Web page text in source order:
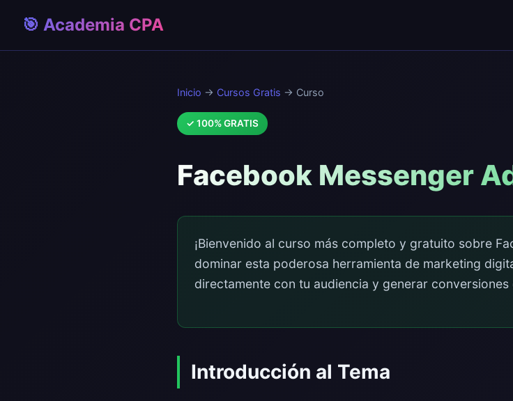
🎯 Academia CPA
Inicio → Cursos Gratis → Curso
✓ 100% GRATIS
Facebook Messenger
¡Bienvenido al curso más completo y gratuito sobre
dominar esta poderosa herramienta de marketing
directamente con tu audiencia y generar conversiones
Introducción al Tema